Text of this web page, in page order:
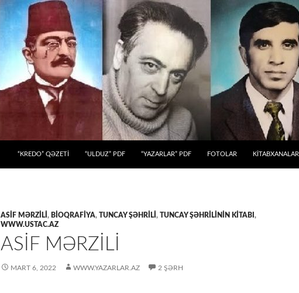
“KREDO” QƏZETİ
“ULDUZ” PDF “YAZARLAR” PDF FOTOLAR KİTABXANALAR
ASİF MƏRZİLİ , BİOQRAFİYA, TUNCAY ŞƏHRİLİ , TUNCAY ŞƏHRİLİNİN KİTABI ,
WWW.USTAC.AZ
ASİF MƏRZİLİ
MART 6, 2022 WWW.YAZARLAR.AZ 2 ŞƏRH